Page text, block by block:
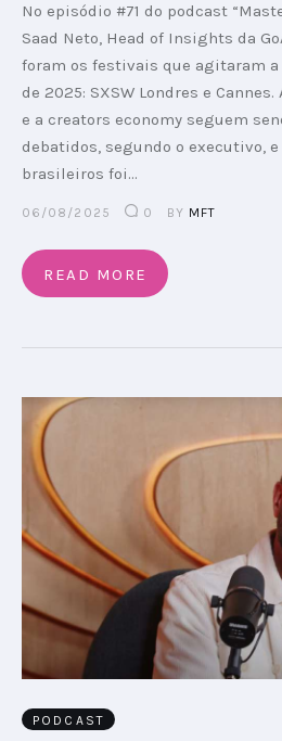
No episódio #71 do podcast
Saad Neto, Head of Insights da
foram os festivais que agitaram
de 2025: SXSW Londres e
e a creators economy seguem
debatidos, segundo o executivo,
brasileiros foi…
06/08/2025 0 BY MFT
READ MORE
PODCAST